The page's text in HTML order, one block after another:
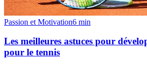
Passion et Motivation6 min
Les meilleures astuces pour
pour le tennis